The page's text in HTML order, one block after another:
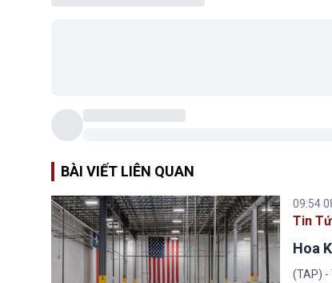
BÀI VIẾT LIÊN QUAN
09:54
Tin
Hoa
(TAP) -